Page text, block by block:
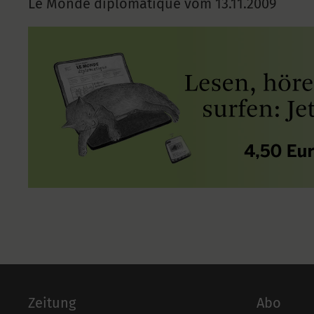
Le Monde diplomatique vom 13.11.2009
Zeitung Abo